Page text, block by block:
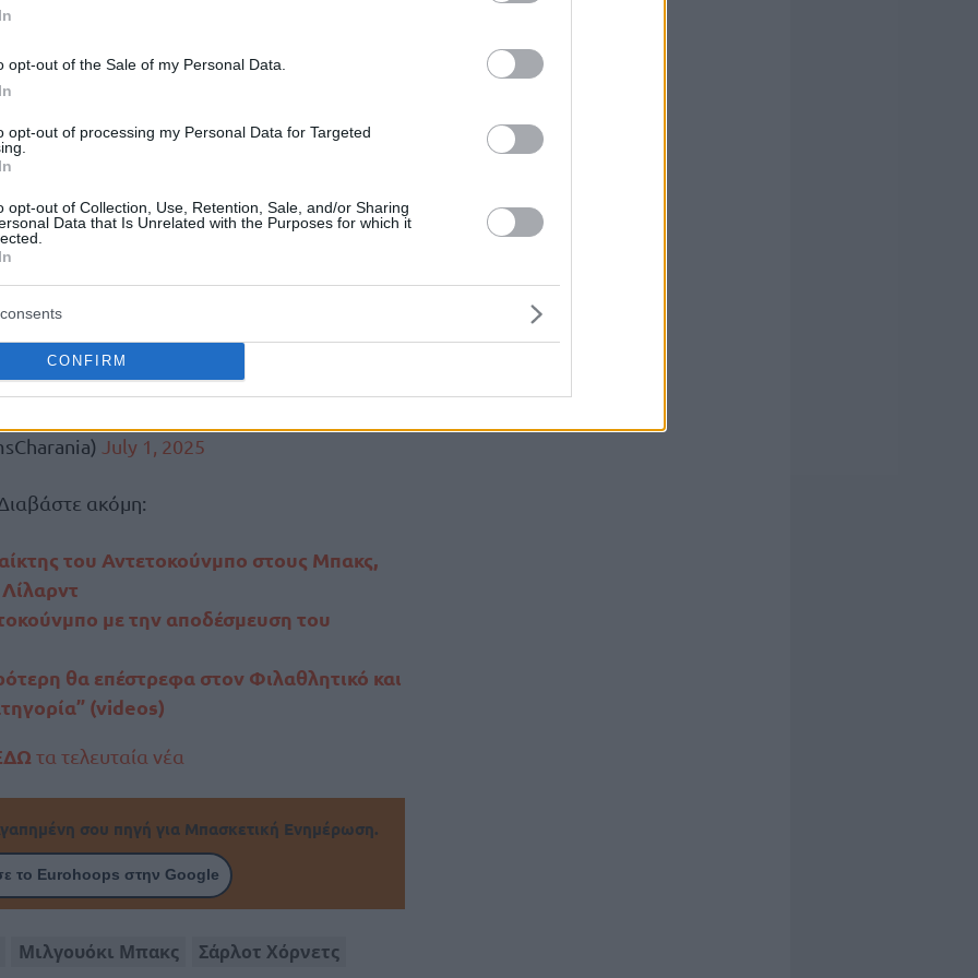
opt-out of the Sale of my Personal Data.
opt-out of processing my Personal Data for Targeted
opt-out of Collection, Use, Retention, Sale, and/or Sharing
Data that Is Unrelated with the Purposes for which it
CONFIRM
αξίας $9.423.869μέχρι το
ενεργοποιήσει.
$1.300.000 κι αν
συμβολαίου του
ανάλογα με την πιθανή μείωση μισθού που
στη τσέπη και να μείνει ελεύθερος να
2032) to the
July 1, 2025
ακόμη:
του Αντετοκούνμπο στους Μπακς,
με την αποδέσμευση του
θα επέστρεφα στον Φιλαθλητικό και
(videos)
τα τελευταία νέα
σου πηγή για Μπασκετική Ενημέρωση.
το Eurohoops στην Google
Μιλγουόκι Μπακς Σάρλοτ Χόρνετς